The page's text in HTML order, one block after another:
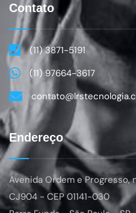
Contato
(11) 3871-5191
(11) 97664-3617
Endereço
Avenida Ordem e Progresso,
CJ904 - CEP 01141-030